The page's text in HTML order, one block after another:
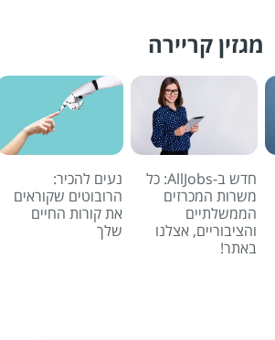
מגזין קריירה
חדש ב-AllJobs: כל
משרות המכרזים
הממשלתיים
והציבוריים, אצלנו
באתר!
נעים להכיר:
הרובוטים שקוראים
את קורות החיים
שלך